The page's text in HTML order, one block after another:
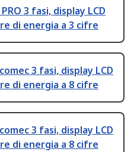
3 fasi, display LCD
di energia a 3 cifre
3 fasi, display LCD
di energia a 8 cifre
3 fasi, display LCD
di energia a 8 cifre